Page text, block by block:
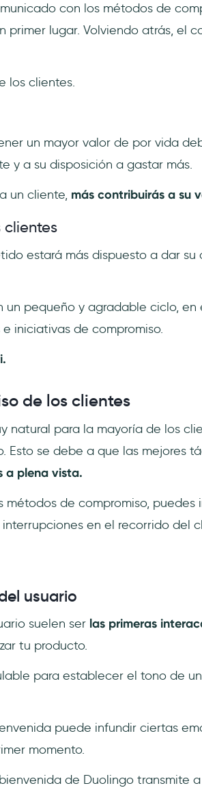
con los métodos de
lugar. Volviendo atrás, el
los clientes.
un mayor valor de por vida
y a su disposición a gastar más.
un cliente, más contribuirás a su
clientes
estará más dispuesto a dar su
un pequeño y agradable ciclo, en
iniciativas de compromiso.
de los clientes
natural para la mayoría de los
se debe a que las mejores
a plena vista.
métodos de compromiso, puedes
en el recorrido del
usuario
suelen ser las primeras
tu producto.
para establecer el tono de
puede infundir ciertas
momento.
de Duolingo transmite a